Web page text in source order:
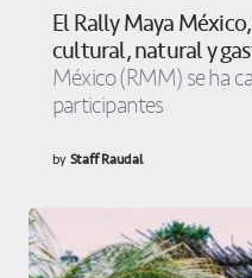
El Rally Maya
cultural, natural y
México (RMM) se ha
participantes
byStaff Raudal